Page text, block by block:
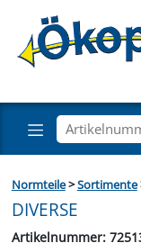
Normteile>Sortimente
DIVERSE
Artikelnummer: